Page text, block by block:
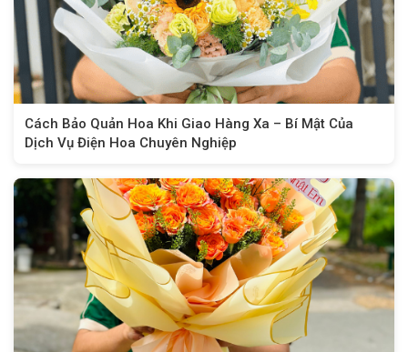
Cách Bảo Quản Hoa Khi Giao Hàng Xa – Bí Mật Của
Dịch Vụ Điện Hoa Chuyên Nghiệp